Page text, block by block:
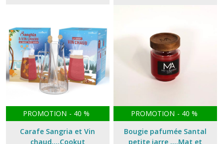
PROMOTION - 40 %
Carafe Sangria et Vin
chaud....Cookut
PROMOTION - 40 %
Bougie pafumée Santal
petite jarre ....Mat et